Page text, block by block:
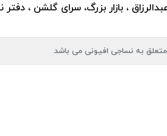
، بازار بزرگ، سرای گلشن ،
به نساجی افیونی می باشد